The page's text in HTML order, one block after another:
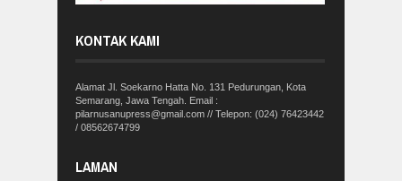
KONTAK KAMI
Alamat Jl. Soekarno Hatta No. 131 Pedurungan, Kota
Semarang, Jawa Tengah. Email :
pilarnusanupress@gmail.com // Telepon: (024) 76423442
/ 08562674799
LAMAN